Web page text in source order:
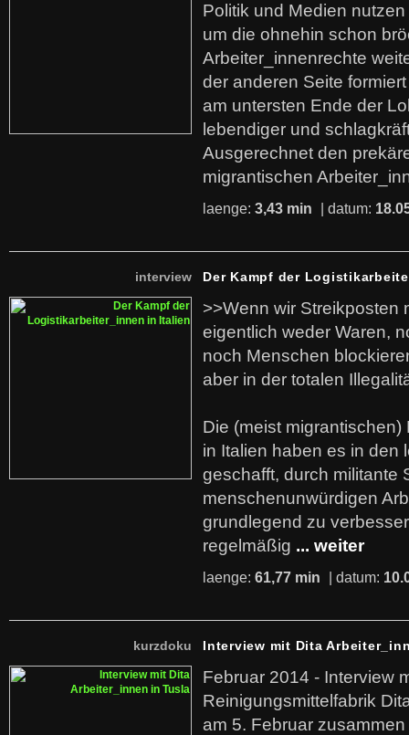
Politik und Medien
um die ohnehin schon
Arbeiter_innenrechte
der anderen Seite
am untersten Ende der
lebendiger und
Ausgerechnet den
migrantischen
laenge: 3,43 min | datum:
interview Der Kampf der
>>Wenn wir Streikposten
eigentlich weder Waren,
noch Menschen
aber in der totalen
Die (meist
in Italien haben es in den
geschafft, durch militante
menschenunwürdigen
grundlegend zu
regelmäßig ... weiter
laenge: 61,77 min | datum:
kurzdoku Interview mit Dita
Februar 2014 - Interview
Reinigungsmittelfabrik
am 5. Februar